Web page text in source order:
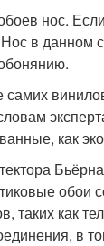
нос.
в данном
самих
как
обои
таких как
в